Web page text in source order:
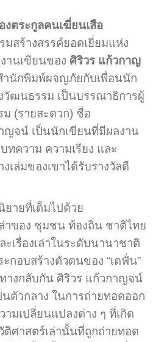
งตระกูลคนเฆี่ยนเสือ
สร้างสรรค์ยอดเยี่ยมแห่ง
านเขียนของ ศิริวร แก้วกาญ
ำนักพิมพ์ผจญภัยกับเพื่อนนัก
วัฒนธรรม เป็นบรรณาธิการผู้
(รายสะดวก) ชื่อ
ญจน์ เป็นนักเขียนที่มีผลงาน
ทความ ความเรียง และ
เล่มของเขาได้รับรางวัลดี
ยายที่เต็มไปด้วย
าของ ชุมชน ท้องถิ่น ชาติไทย
เรื่องเล่าในระดับนานาชาติ
กอบสร้างตัวตนของ “เดฟั่น”
างกลับกัน ศิริวร แก้วกาญจน์
นตัวกลาง ในการถ่ายทอดออก
ามเปลี่ยนแปลงต่าง ๆ ที่เกิด
ติศาสตร์เล่านั้นที่ถูกถ่ายทอด